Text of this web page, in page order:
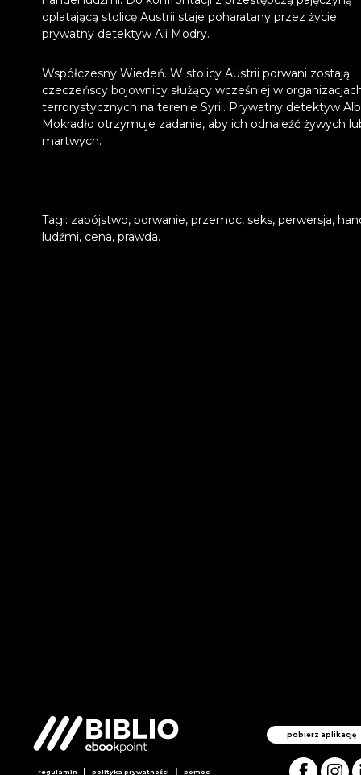
oplatającą stolicę Austrii staje poharatany przez życie
prywatny detektyw Ali Modry.
Współczesny Wiedeń. W stolicy Austrii porwani zostają
czeczeńscy bojownicy służący wcześniej w
terrorystycznych na terenie Syrii. Prywatny detektyw
Mokradło otrzymuje zadanie, aby ich odnaleźć żywych
martwych.
Tagi: zabójstwo, porwanie, przemoc, seks, perwersja,
ludźmi, cena, prawda.
pobierz aplikację
regulamin | polityka prywatności | pomoc